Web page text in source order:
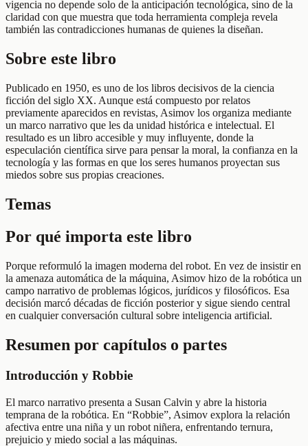
vigencia no depende solo de la anticipación tecnológica, sino de la
claridad con que muestra que toda herramienta compleja revela
también las contradicciones humanas de quienes la diseñan.
Sobre este libro
Publicado en 1950, es uno de los libros decisivos de la ciencia
ficción del siglo XX. Aunque está compuesto por relatos
previamente aparecidos en revistas, Asimov los organiza mediante
un marco narrativo que les da unidad histórica e intelectual. El
resultado es un libro accesible y muy influyente, donde la
especulación científica sirve para pensar la moral, la confianza en la
tecnología y las formas en que los seres humanos proyectan sus
miedos sobre sus propias creaciones.
Temas
Por qué importa este libro
Porque reformuló la imagen moderna del robot. En vez de insistir en
la amenaza automática de la máquina, Asimov hizo de la robótica un
campo narrativo de problemas lógicos, jurídicos y filosóficos. Esa
decisión marcó décadas de ficción posterior y sigue siendo central
en cualquier conversación cultural sobre inteligencia artificial.
Resumen por capítulos o partes
Introducción y Robbie
El marco narrativo presenta a Susan Calvin y abre la historia
temprana de la robótica. En “Robbie”, Asimov explora la relación
afectiva entre una niña y un robot niñera, enfrentando ternura,
prejuicio y miedo social a las máquinas.